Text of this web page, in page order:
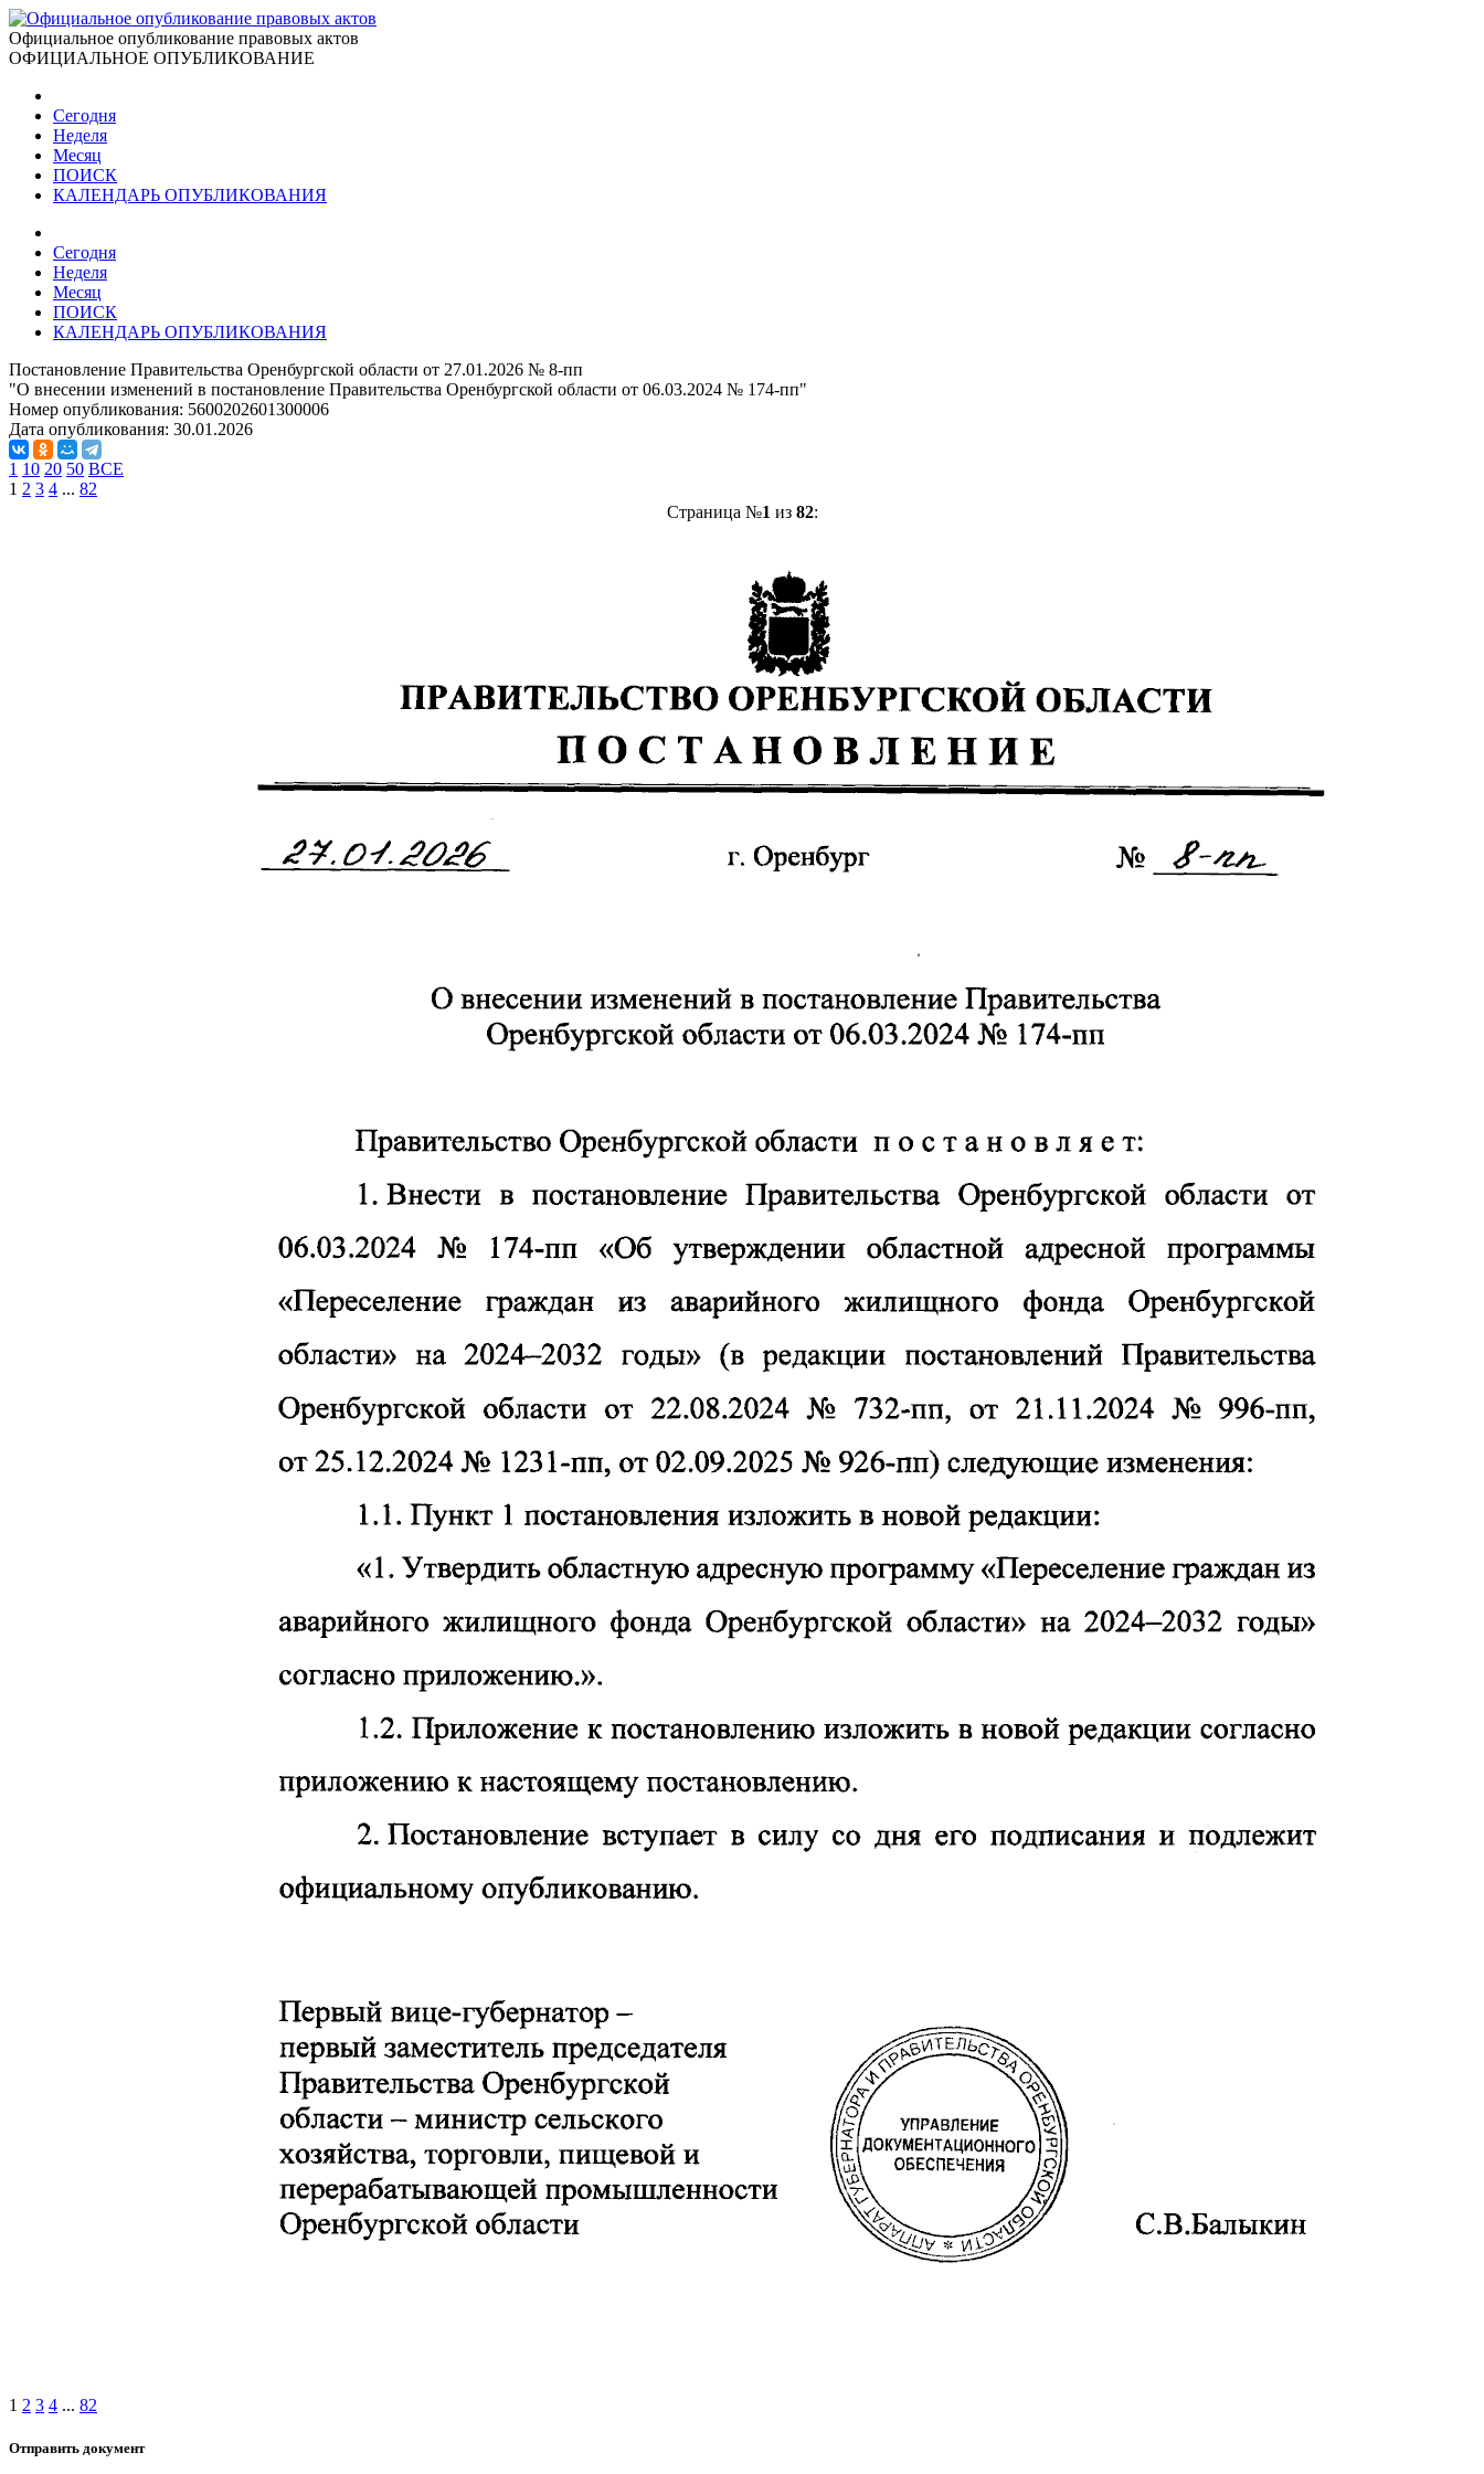
Официальное опубликование правовых актов
ОФИЦИАЛЬНОЕ ОПУБЛИКОВАНИЕ
Сегодня
Неделя
Месяц
ПОИСК
КАЛЕНДАРЬ ОПУБЛИКОВАНИЯ
Сегодня
Неделя
Месяц
ПОИСК
КАЛЕНДАРЬ ОПУБЛИКОВАНИЯ
Постановление Правительства Оренбургской области от 27.01.2026 № 8-пп
"О внесении изменений в постановление Правительства Оренбургской области от 06.03.2024 № 174-пп"
Номер опубликования: 5600202601300006
Дата опубликования: 30.01.2026
1 10 20 50 ВСЕ
1 2 3 4 ... 82
Страница №1 из 82:
1 2 3 4 ... 82
Отправить документ